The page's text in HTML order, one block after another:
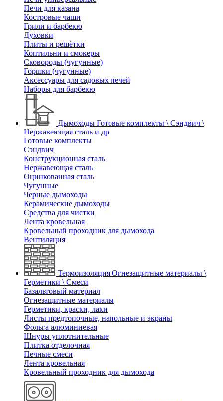
Печи для казана
Костровые чаши
Грили и барбекю
Духовки
Плиты и решётки
Коптильни и смокеры
Сковороды (чугунные)
Горшки (чугунные)
Аксессуары для садовых печей
Наборы для барбекю
Дымоходы Готовые комплекты \ Сэндвич \
Нержавеющая сталь и др.
Готовые комплекты
Сэндвич
Конструкционная сталь
Нержавеющая сталь
Оцинкованная сталь
Чугунные
Черные дымоходы
Керамические дымоходы
Средства для чистки
Лента кровельная
Кровельный проходник для дымохода
Вентиляция
Термоизоляция Огнезащитные материалы \
Герметики \ Смеси
Базальтовый материал
Огнезащитные материалы
Герметики, краски, лаки
Листы предтопочные, напольные и экраны
Фольга алюминиевая
Шнуры уплотнительные
Плитка отделочная
Печные смеси
Лента кровельная
Кровельный проходник для дымохода